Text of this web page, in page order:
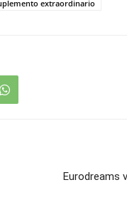
extraordinario
Eurodreams